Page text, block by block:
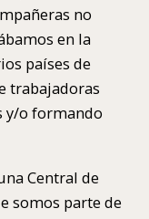
no
en la
países de
trabajadoras
y/o formando
Central de
somos parte de